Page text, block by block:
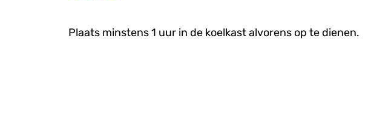
Plaats minstens 1 uur in de koelkast alvorens op te dienen.